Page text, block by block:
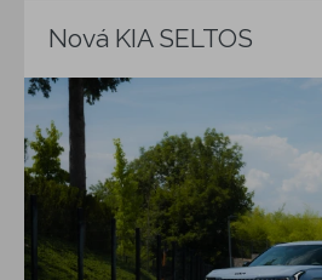
Nová KIA SELTOS